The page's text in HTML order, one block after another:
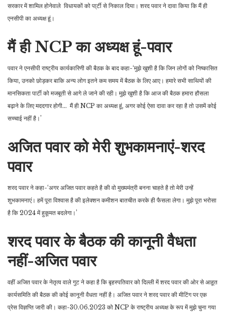
सरकार में शामिल होनेवाले विधायकों को पा्र्टी से निकाल दिया। शरद पवार ने दावा किया कि मैं ही
एनसीपी का अध्यक्ष हूं।
मैं ही NCP का अध्यक्ष हूं-पवार
पवार ने एनसीपी राष्ट्रीय कार्यकारिणी की बैठक के बाद कहा-‘मुझे खुशी है कि जिन लोगों को निष्कासित
किया, उनको छोड़कर बाकि अन्य लोग इतने कम समय में बैठक के लिए आए। हमारे सभी साथियों की
मानसिकता पार्टी को मजबूती से आगे ले जाने की रही। मुझे खुशी है कि आज की बैठक हमारा हौसला
बढ़ाने के लिए मददगार होगी… मैं ही NCP का अध्यक्ष हूं, अगर कोई ऐसा दावा कर रहा है तो उसमें कोई
सच्चाई नहीं है।’
अजित पवार को मेरी शुभकामनाएं-शरद
पवार
शरद पवार ने कहा-‘अगर अजित पवार कहते है की वो मुख्यमंत्री बनना चाहते है तो मेरी उन्हें
शुभकामनाएं। हमें पूरा विश्वास है की इलेक्शन कमीशन बातचीत करके ही फैसला लेगा। मुझे पूरा भरोसा
है कि 2024 में हुकूमत बदलेगा।’
शरद पवार के बैठक की कानूनी वैधता
नहीं-अजित पवार
वहीं अजित पवार के नेतृत्व वाले गुट ने कहा है कि बृहस्पतिवार को दिल्ली में शरद पवार की ओर से आहूत
कार्यसमिति की बैठक की कोई कानूनी वैधता नहीं है। अजित पवार ने शरद पवार की मीटिंग पर एक
प्रेस विज्ञप्ति जारी की। कहा-30.06.2023 को NCP के राष्ट्रीय अध्यक्ष के रूप में मुझे चुना गया